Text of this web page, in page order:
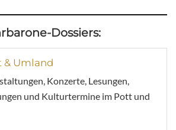
Dossiers:
& Umland
Konzerte, Lesungen,
und Kulturtermine im Pott und